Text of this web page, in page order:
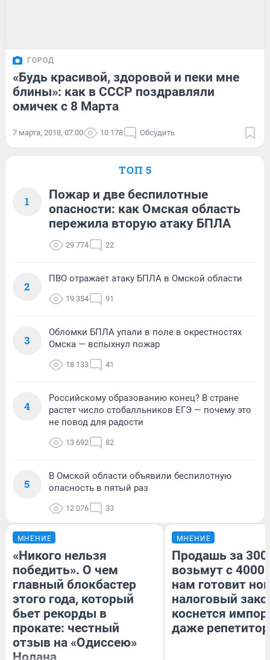
ГОРОД
«Будь красивой, здоровой и пеки мне
блины»: как в СССР поздравляли
омичек с 8 Марта
7 марта, 2018, 07:00 10 178 Обсудить
ТОП 5
1
Пожар и две беспилотные
опасности: как Омская область
пережила вторую атаку БПЛА
29 774 22
2
ПВО отражает атаку БПЛА в Омской области
19 354 91
3
Обломки БПЛА упали в поле в окрестностях
Омска — вспыхнул пожар
18 133 41
4
Российскому образованию конец? В стране
растет число стобалльников ЕГЭ — почему это
не повод для радости
13 692 82
5
В Омской области объявили беспилотную
опасность в пятый раз
12 076 33
МНЕНИЕ
«Никого нельзя
победить». О чем
главный блокбастер
этого года, который
бьет рекорды в
прокате: честный
отзыв на «Одиссею»
Нолана
МНЕНИЕ
Продашь за
возьмут с
нам готовит
налоговый
коснется
даже